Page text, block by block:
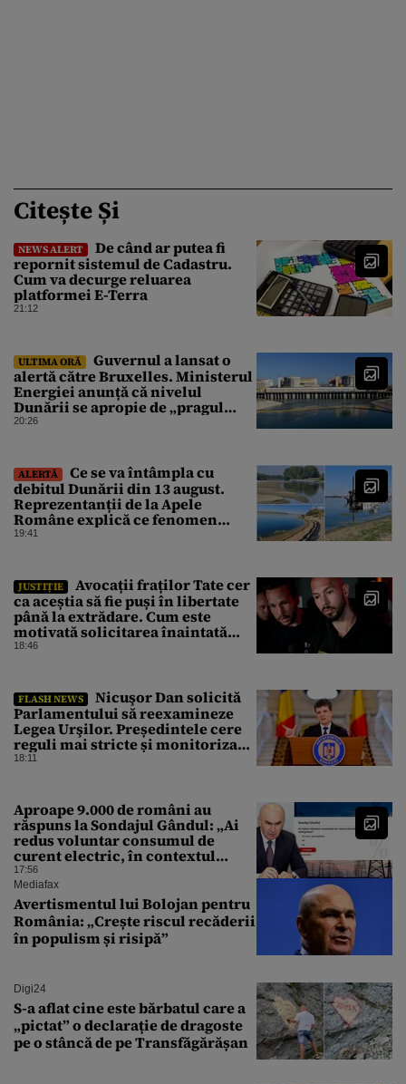
Citește Și
NEWS ALERT
De când ar putea fi
repornit sistemul de Cadastru.
Cum va decurge reluarea
platformei E-Terra
21:12
ULTIMA ORĂ
Guvernul a lansat o
alertă către Bruxelles. Ministerul
Energiei anunță că nivelul
Dunării se apropie de „pragul
critic”, iar centrala de la
20:26
ALERTĂ
Ce se va întâmpla cu
debitul Dunării din 13 august.
Reprezentanții de la Apele
Române explică ce fenomen
urmează
19:41
JUSTIȚIE
Avocații fraților Tate cer
ca aceștia să fie puși în libertate
până la extrădare. Cum este
motivată solicitarea înaintată
instanței
18:46
FLASH NEWS
Nicuşor Dan solicită
Parlamentului să reexamineze
Legea Urşilor. Președintele cere
reguli mai stricte și monitorizare
în timp real
18:11
Aproape 9.000 de români au
răspuns la Sondajul Gândul: „Ai
redus voluntar consumul de
curent electric, în contextul
crizei energetice?” Rezultatul a
fost o surpriză
17:56
Mediafax
Avertismentul lui Bolojan pentru
România: „Crește riscul recăderii
în populism și risipă”
Digi24
S-a aflat cine este bărbatul care a
„pictat” o declarație de dragoste
pe o stâncă de pe Transfăgărășan